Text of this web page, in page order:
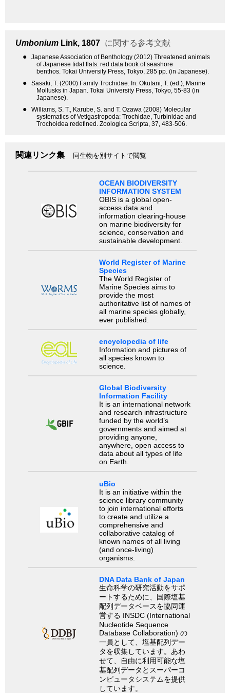
Umbonium Link, 1807 に関する参考文献
●
Japanese Association of Benthology (2012) Threatened animals
of Japanese tidal flats: red data book of seashore
benthos. Tokai University Press, Tokyo, 285 pp. (in Japanese).
●
Sasaki, T. (2000) Family Trochidae. In: Okutani, T. (ed.), Marine
Mollusks in Japan. Tokai University Press, Tokyo, 55-83 (in
Japanese).
●
Williams, S. T., Karube, S. and T. Ozawa (2008) Molecular
systematics of Vetigastropoda: Trochidae, Turbinidae and
Trochoidea redefined. Zoologica Scripta, 37, 483-506.
関連リンク集 同生物を別サイトで閲覧
OCEAN BIODIVERSITY
INFORMATION SYSTEM
OBIS is a global open-
access data and
information clearing-house
on marine biodiversity for
science, conservation and
sustainable development.
World Register of Marine
Species
The World Register of
Marine Species aims to
provide the most
authoritative list of names of
all marine species globally,
ever published.
encyclopedia of life
Information and pictures of
all species known to
science.
Global Biodiversity
Information Facility
It is an international network
and research infrastructure
funded by the world’s
governments and aimed at
providing anyone,
anywhere, open access to
data about all types of life
on Earth.
uBio
It is an initiative within the
science library community
to join international efforts
to create and utilize a
comprehensive and
collaborative catalog of
known names of all living
(and once-living)
organisms.
DNA Data Bank of Japan
生命科学の研究活動をサポ
ートするために、国際塩基
配列データベースを協同運
営する INSDC (International
Nucleotide Sequence
Database Collaboration) の
一員として、塩基配列デー
タを収集しています。あわ
せて、自由に利用可能な塩
基配列データとスーパーコ
ンピュータシステムを提供
しています。